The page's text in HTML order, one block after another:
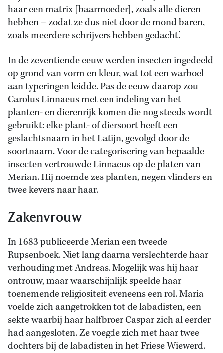
haar een matrix [baarmoeder], zoals alle dieren
hebben – zodat ze dus niet door de mond baren,
zoals meerdere schrijvers hebben gedacht.’
In de zeventiende eeuw werden insecten ingedeeld
op grond van vorm en kleur, wat tot een warboel
aan typeringen leidde. Pas de eeuw daarop zou
Carolus Linnaeus met een indeling van het
planten- en dierenrijk komen die nog steeds wordt
gebruikt: elke plant- of diersoort heeft een
geslachtsnaam in het Latijn, gevolgd door de
soortnaam. Voor de categorisering van bepaalde
insecten vertrouwde Linnaeus op de platen van
Merian. Hij noemde zes planten, negen vlinders en
twee kevers naar haar.
Zakenvrouw
In 1683 publiceerde Merian een tweede
Rupsenboek. Niet lang daarna verslechterde haar
verhouding met Andreas. Mogelijk was hij haar
ontrouw, maar waarschijnlijk speelde haar
toenemende religiositeit eveneens een rol. Maria
voelde zich aangetrokken tot de labadisten, een
sekte waarbij haar halfbroer Caspar zich al eerder
had aangesloten. Ze voegde zich met haar twee
dochters bij de labadisten in het Friese Wiewerd.